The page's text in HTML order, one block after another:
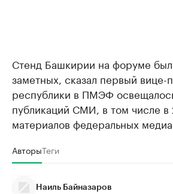
Стенд Башкирии на форуме
заметных, сказал первый вице-
республики в ПМЭФ
публикаций СМИ, в том числе в
материалов федеральных медиа.
АвторыТеги
Наиль Байназаров